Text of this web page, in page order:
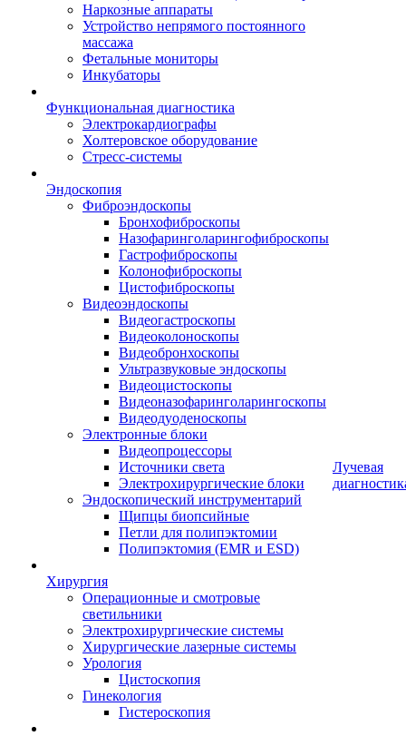
Наркозные аппараты
Устройство непрямого постоянного
массажа
Фетальные мониторы
Инкубаторы
Функциональная диагностика
Электрокардиографы
Холтеровское оборудование
Стресс-системы
Эндоскопия
Фиброэндоскопы
Бронхофиброскопы
Назофаринголарингофиброскопы
Гастрофиброскопы
Колонофиброскопы
Цистофиброскопы
Видеоэндоскопы
Видеогастроскопы
Видеоколоноскопы
Видеобронхоскопы
Ультразвуковые эндоскопы
Видеоцистоскопы
Видеоназофаринголарингоскопы
Видеодуоденоскопы
Электронные блоки
Видеопроцессоры
Источники света
Электрохирургические блоки
Эндоскопический инструментарий
Щипцы биопсийные
Петли для полипэктомии
Полипэктомия (EMR и ESD)
Хирургия
Операционные и смотровые
светильники
Электрохирургические системы
Хирургические лазерные системы
Урология
Цистоскопия
Гинекология
Гистероскопия
Лучевая